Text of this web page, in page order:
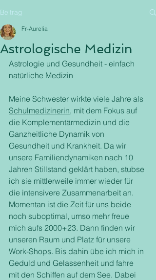
Beitrag
Astrologische Medizin
Fr-Aurelia
Astrologie und Gesundheit - einfach
natürliche Medizin
Meine Schwester wirkte viele Jahre als
Schulmedizinerin, mit dem Fokus auf
die Komplementärmedizin und die
Ganzheitliche Dynamik von
Gesundheit und Krankheit. Da wir
unsere Familiendynamiken nach 10
Jahren Stillstand geklärt haben, stubse
ich sie mittlerweile immer wieder für
die intensivere Zusammenarbeit an.
Momentan ist die Zeit für uns beide
noch suboptimal, umso mehr freue
mich aufs 2000+23. Dann finden wir
unseren Raum und Platz für unsere
Work-Shops. Bis dahin übe ich mich in
Geduld und Gelassenheit und fahre
mit den Schiffen auf dem See. Dabei